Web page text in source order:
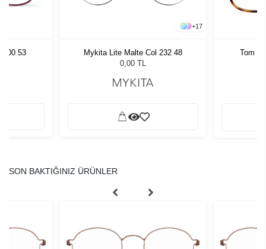
53
+17
Mykita Lite Malte Col 232 48
0,00 TL
Tom
SON BAKTIĞINIZ ÜRÜNLER